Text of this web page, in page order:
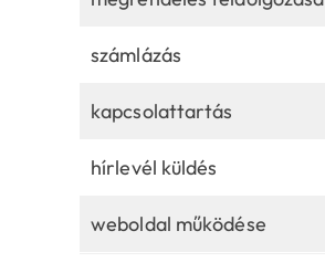
számlázás
kapcsolattartás
hírlevél küldés
weboldal működése